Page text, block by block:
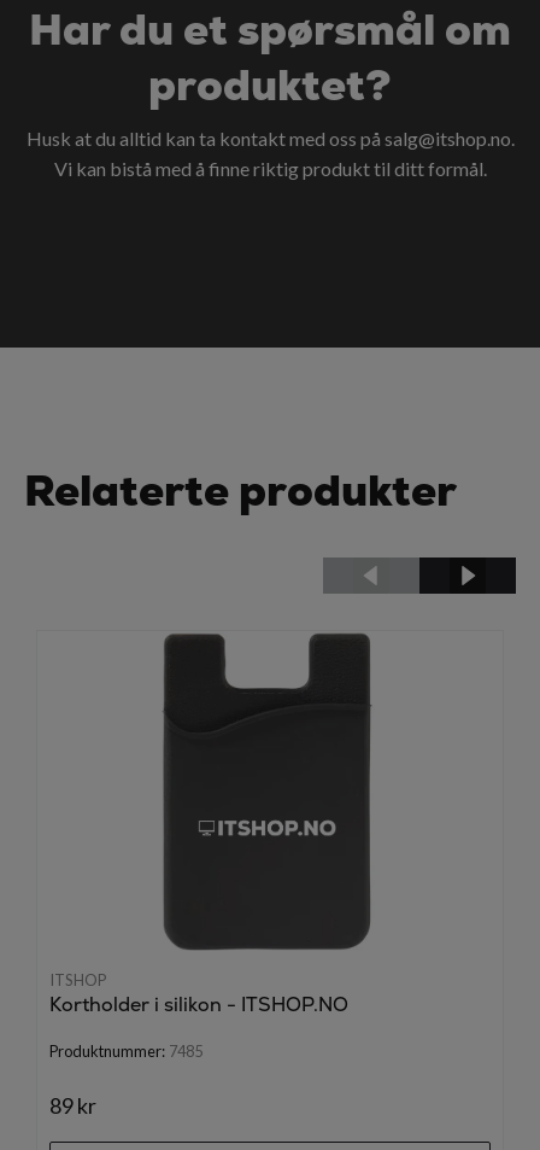
Har du et spørsmål om
produktet?
Husk at du alltid kan ta kontakt med oss på salg@itshop.no.
Vi kan bistå med å finne riktig produkt til ditt formål.
Relaterte produkter
ITSHOP
Kortholder i silikon - ITSHOP.NO
Produktnummer: 7485
89 kr